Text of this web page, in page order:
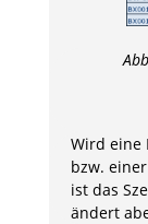
Wird eine
bzw.
ist das
ändert